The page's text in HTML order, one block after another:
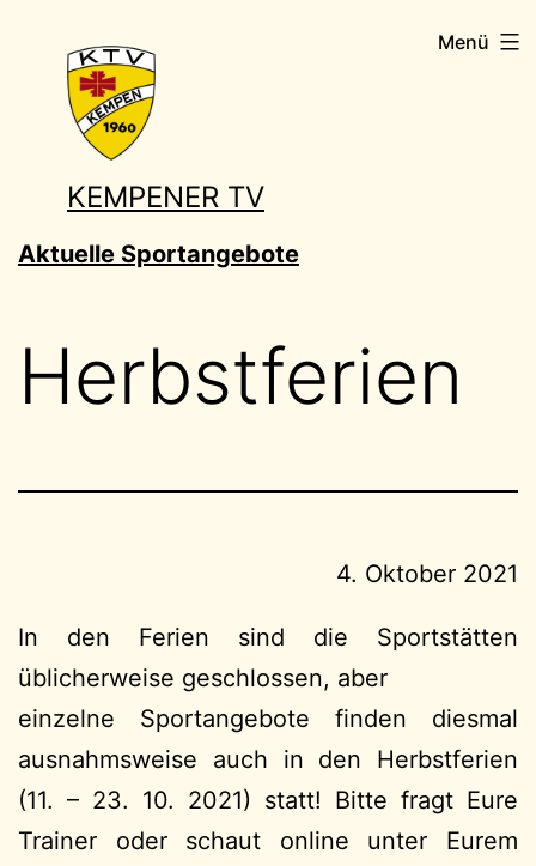
springen
KEMPENER TV
Menü
Aktuelle Sportangebote
Herbstferien
4. Oktober 2021
In den Ferien sind die Sportstätten
üblicherweise geschlossen, aber
einzelne Sportangebote finden diesmal
ausnahmsweise auch in den Herbstferien
(11. – 23. 10. 2021) statt! Bitte fragt Eure
Trainer oder schaut online unter Eurem